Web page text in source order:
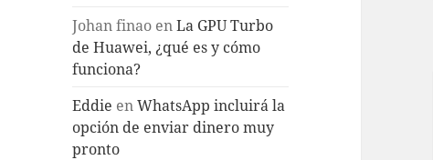
Johan finao enLa GPU Turbo
de Huawei, ¿qué es y cómo
funciona?
Eddie enWhatsApp incluirá la
opción de enviar dinero muy
pronto